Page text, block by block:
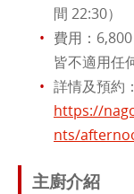
間 22:30）
費用：
皆不適用任
詳情及預約：
https://
nts/
主廚介紹